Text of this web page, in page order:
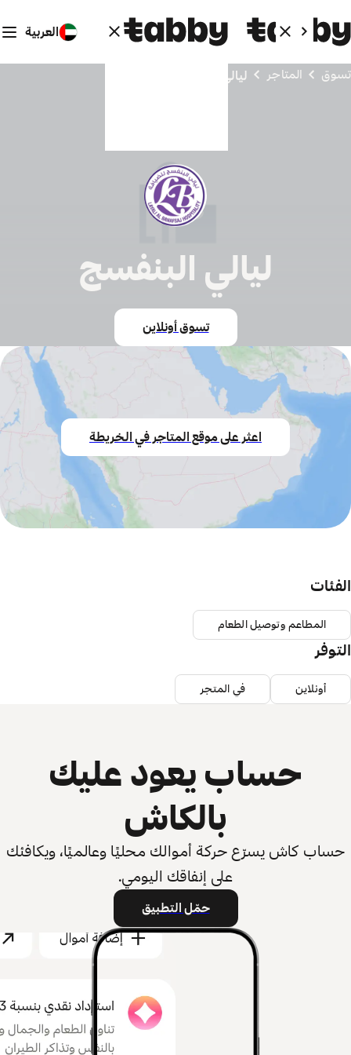
العربية
تسوق المتاجر ليالي البنفسج
ليالي البنفسج
تسوق أونلاين
اعثر على موقع المتاجر في الخريطة
الفئات
المطاعم وتوصيل الطعام
التوفر
أونلاين في المتجر
حساب يعود عليك
بالكاش
حساب كاش يسرّع حركة أموالك محليًا وعالميًا، ويكافئك
على إنفاقك اليومي.
حمّل التطبيق